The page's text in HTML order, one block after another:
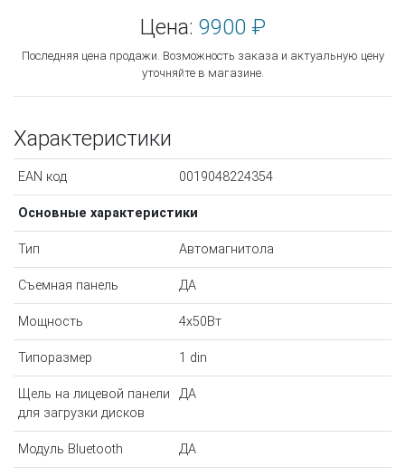
Цена: 9900 ₽
Последняя цена продажи. Возможность заказа и актуальную цену
уточняйте в магазине.
Характеристики
EAN код 0019048224354
Основные характеристики
Тип Автомагнитола
Съемная панель ДА
Мощность 4x50Вт
Типоразмер 1 din
Щель на лицевой панели
для загрузки дисков
ДА
Модуль Bluetooth ДА